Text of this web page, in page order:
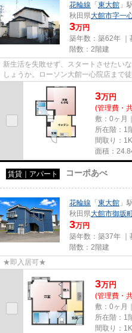
花輪線 「 東大館 」
秋田県大館市字一
3万円
築年数：築62年 ｜
階数：2階建
新生活を失敗せず、スタートさせたい
しょうか。ローソン大館一心院店まで
3万円
(管理費・
敷：0ヶ月
所在階：1
間取り：1K
面積：
賃貸｜アパート コーポあべ
花輪線 「 東大館 」
秋田県大館市御坂
3万円
築年数：築37年 ｜
階数：2階建
★即入居可★
3万円
(管理費・
敷：0ヶ月
所在階：1
間取り：1K